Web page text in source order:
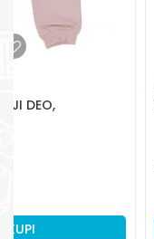
DEO,
KUPI